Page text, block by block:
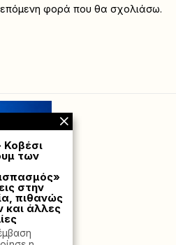
φορά που θα σχολιάσω.
Κοβέσι
των
στην
πιθανώς
και άλλες